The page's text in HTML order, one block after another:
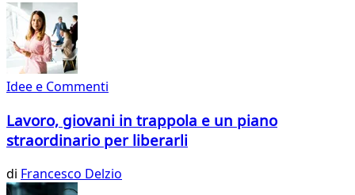
Idee e Commenti
Lavoro, giovani in trappola e un piano
straordinario per liberarli
di Francesco Delzio